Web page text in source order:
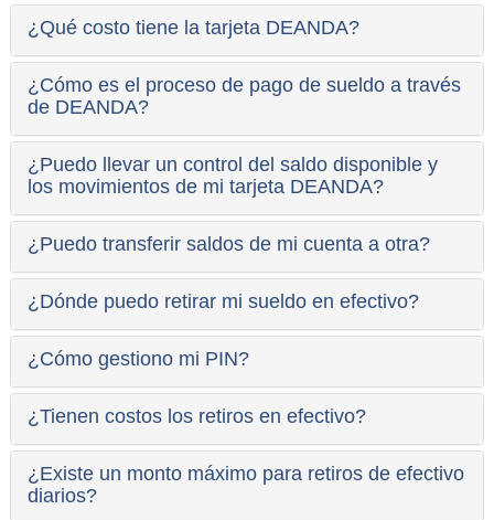
¿Qué costo tiene la tarjeta DEANDA?
¿Cómo es el proceso de pago de sueldo a través
de DEANDA?
¿Puedo llevar un control del saldo disponible y
los movimientos de mi tarjeta DEANDA?
¿Puedo transferir saldos de mi cuenta a otra?
¿Dónde puedo retirar mi sueldo en efectivo?
¿Cómo gestiono mi PIN?
¿Tienen costos los retiros en efectivo?
¿Existe un monto máximo para retiros de efectivo
diarios?